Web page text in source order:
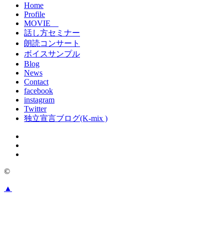
Home
Profile
MOVIE
話し方セミナー
朗読コンサート
ボイスサンプル
Blog
News
Contact
facebook
instagram
Twitter
独立宣言ブログ(K-mix )
©
▲